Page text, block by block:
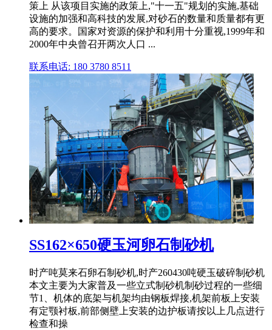
策上 从该项目实施的政策上,"十一五"规划的实施,基础
设施的加强和高科技的发展,对砂石的数量和质量都有更
高的要求。国家对资源的保护和利用十分重视,1999年和
2000年中央曾召开两次人口 ...
联系电话: 180 3780 8511
SS162×650硬玉河卵石制砂机
时产吨莫来石卵石制砂机,时产260430吨硬玉破碎制砂机
本文主要为大家普及一些立式制砂机制砂过程的一些细
节1、机体的底架与机架均由钢板焊接,机架前板上安装
有定颚衬板,前部侧壁上安装的边护板请按以上几点进行
检查和操